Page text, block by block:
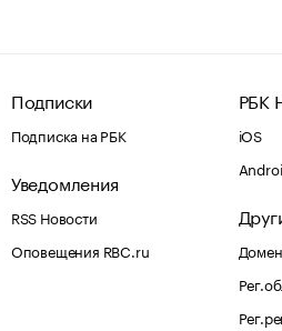
Подписки
Подписка на РБК
Уведомления
RSS Новости
Оповещения RBC.ru
РБК
iOS